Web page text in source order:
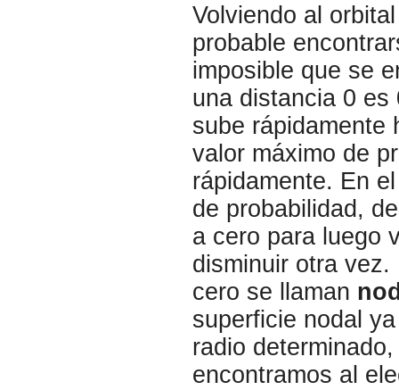
Volviendo al
probable
imposible que se
una distancia 0
sube rápidamente
valor máximo de
rápidamente. En
de probabilidad,
a cero para luego
disminuir otra
cero se llaman
superficie nodal
radio
encontramos al